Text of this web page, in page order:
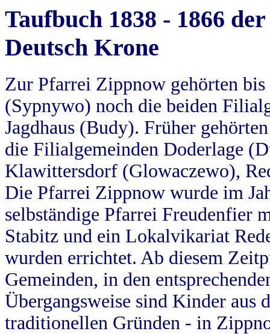
Taufbuch 1838 - 1866
Deutsch Krone
Zur Pfarrei Zippnow gehörten
(Sypnywo) noch die beiden
Jagdhaus (Budy). Früher
die Filialgemeinden Doderlage
Klawittersdorf (Glowaczewo),
Die Pfarrei Zippnow wurde im
selbständige Pfarrei Freudenfier
Stabitz und ein Lokalvikariat
wurden errichtet. Ab diesem
Gemeinden, in den
Übergangsweise sind Kinder aus
traditionellen Gründen - in